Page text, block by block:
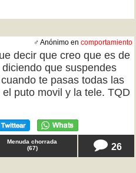
♂ Anónimo en comportamiento
decir que creo que es de
que suspendes
te pasas todas las
puto movil y la tele. TQD
Menuda chorrada
(67) 26